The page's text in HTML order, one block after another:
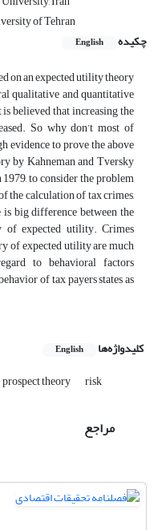
of Tehran
چکیده
English
on an expected utility theory
qualitative and quantitative
believed that increasing the
So why don’t most of
evidence to prove the above
by Kahneman and Tversky
to consider the problem
the calculation of tax crimes,
big difference between the
of expected utility. Crimes
of expected utility are much
to behavioral factors
of tax payers states as
کلیدواژه‌ها English
prospect theory risk
مراجع